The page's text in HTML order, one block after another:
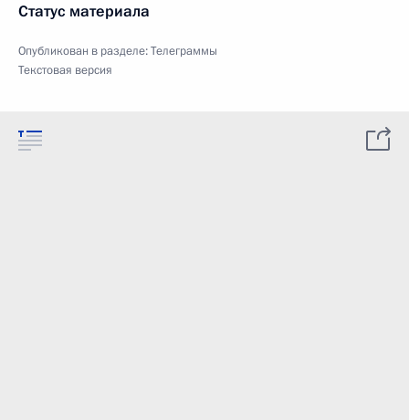
Статус материала
Опубликован в разделе:Телеграммы
Текстовая версия